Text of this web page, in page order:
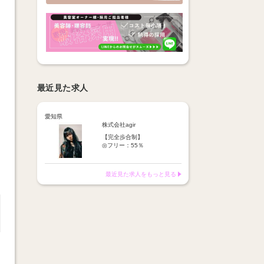
最近見た求人
愛知県
株式会社agir
【完全歩合制】
◎フリー：55％
※報酬は【税込の売上】に対
してお支払い
最近見た求人をもっと見る